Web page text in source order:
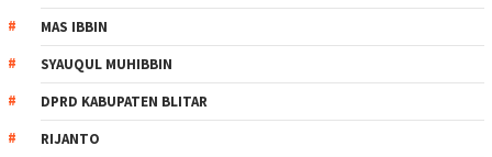
MAS IBBIN
SYAUQUL MUHIBBIN
DPRD KABUPATEN BLITAR
RIJANTO